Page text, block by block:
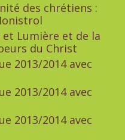
des chrétiens :
et Lumière et de la
du Christ
2013/2014 avec
2013/2014 avec
2013/2014 avec